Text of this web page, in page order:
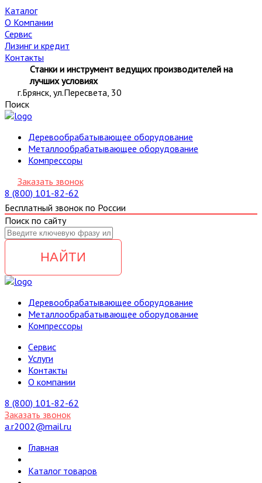
Каталог
О Компании
Сервис
Лизинг и кредит
Контакты
Станки и инструмент ведущих производителей на
лучших условиях
г.Брянск, ул.Пересвета, 30
Поиск
Деревообрабатывающее оборудование
Металлообрабатывающее оборудование
Компрессоры
Заказать звонок
8 (800) 101-82-62
Бесплатный звонок по России
Поиск по сайту
НАЙТИ
Деревообрабатывающее оборудование
Металлообрабатывающее оборудование
Компрессоры
Cервис
Услуги
Контакты
О компании
8 (800) 101-82-62
Заказать звонок
a.r2002@mail.ru
Главная
Каталог товаров